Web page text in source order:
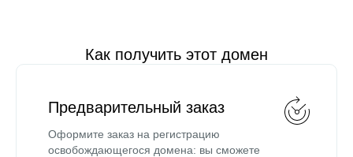
Как получить этот домен
Предварительный заказ
Оформите заказ на регистрацию
освобождающегося домена: вы сможете